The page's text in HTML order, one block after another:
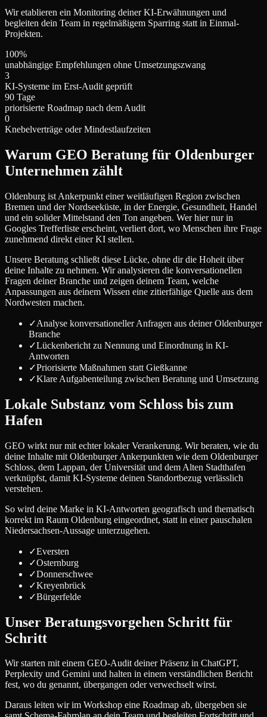
Wir etablieren ein Monitoring deiner KI-Erwähnungen und
begleiten dein Team in regelmäßigem Sparring statt in Einmal-
Projekten.
100%
unabhängige Empfehlungen ohne Umsetzungszwang
3
KI-Systeme im Erst-Audit geprüft
90 Tage
priorisierte Roadmap nach dem Audit
0
Knebelverträge oder Mindestlaufzeiten
Warum GEO Beratung für Oldenburger
Unternehmen zählt
Oldenburg ist Ankerpunkt einer weitläufigen Region zwischen
Bremen und der Nordseeküste, in der Energie, Gesundheit, Handel
und ein solider Mittelstand den Ton angeben. Wer hier nur in
Googles Trefferliste erscheint, verliert dort, wo Menschen ihre Frage
zunehmend direkt einer KI stellen.
Unsere Beratung schließt diese Lücke, ohne dir die Hoheit über
deine Inhalte zu nehmen. Wir analysieren die konversationellen
Fragen deiner Branche und zeigen deinem Team, welche
Anpassungen aus deinem Wissen eine zitierfähige Quelle aus dem
Nordwesten machen.
✓Analyse konversationeller Anfragen aus deiner Oldenburger
Branche
✓Lückenbericht zu Nennung und Einordnung in KI-
Antworten
✓Priorisierte Maßnahmen statt Gießkanne
✓Klare Aufgabenteilung zwischen Beratung und Umsetzung
Lokale Substanz vom Schloss bis zum
Hafen
GEO wirkt nur mit echter lokaler Verankerung. Wir beraten, wie du
deine Inhalte mit Oldenburger Ankerpunkten wie dem Oldenburger
Schloss, dem Lappan, der Universität und dem Alten Stadthafen
verknüpfst, damit KI-Systeme deinen Standortbezug verlässlich
verstehen.
So wird deine Marke in KI-Antworten geografisch und thematisch
korrekt im Raum Oldenburg eingeordnet, statt in einer pauschalen
Niedersachsen-Aussage unterzugehen.
✓Eversten
✓Osternburg
✓Donnerschwee
✓Kreyenbrück
✓Bürgerfelde
Unser Beratungsvorgehen Schritt für
Schritt
Wir starten mit einem GEO-Audit deiner Präsenz in ChatGPT,
Perplexity und Gemini und halten in einem verständlichen Bericht
fest, wo du genannt, übergangen oder verwechselt wirst.
Daraus leiten wir im Workshop eine Roadmap ab, übergeben sie